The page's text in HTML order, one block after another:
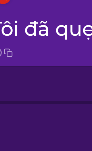
Bosnian
Tôi đã